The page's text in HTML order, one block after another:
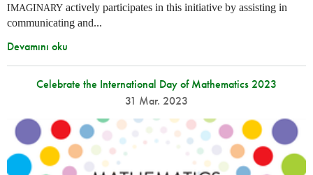
IMAGINARY actively participates in this initiative by assisting in
communicating and...
Devamını oku
Celebrate the International Day of Mathematics 2023
31 Mar. 2023